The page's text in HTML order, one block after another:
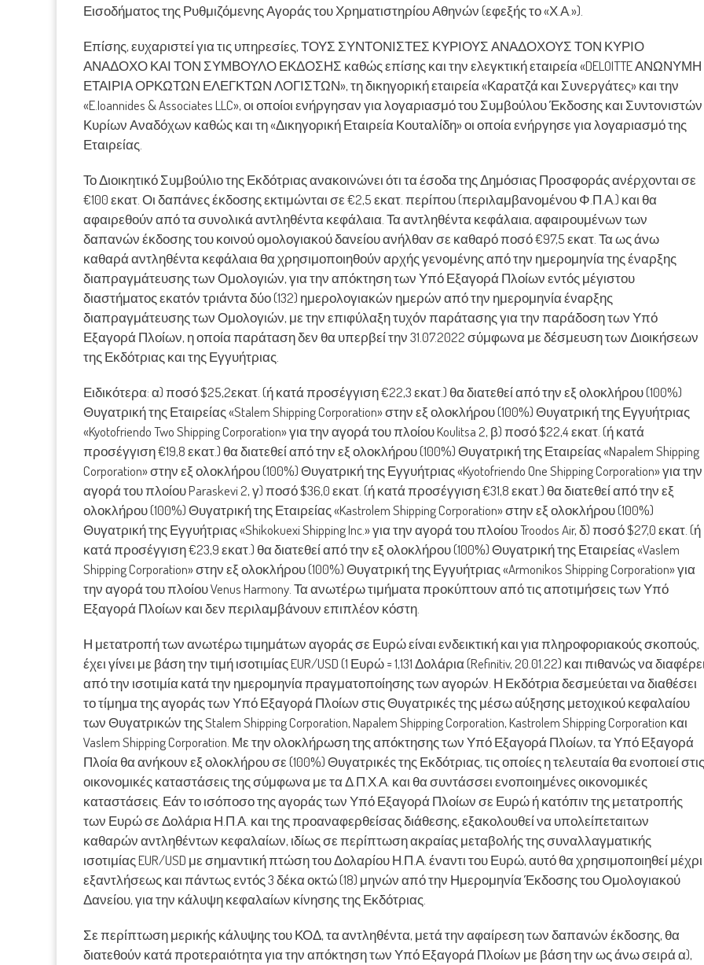
Εισοδήματος της Ρυθμιζόμενης Αγοράς του Χρηματιστηρίου Αθηνών (εφεξής το «Χ.Α.»).
Επίσης, ευχαριστεί για τις υπηρεσίες, ΤΟΥΣ ΣΥΝΤΟΝΙΣΤΕΣ ΚΥΡΙΟΥΣ ΑΝΑΔΟΧΟΥΣ ΤΟΝ ΚΥΡΙΟ
ΑΝΑΔΟΧΟ ΚΑΙ ΤΟΝ ΣΥΜΒΟΥΛΟ ΕΚΔΟΣΗΣ καθώς επίσης και την ελεγκτική εταιρεία «DELOITTE ΑΝΩΝΥΜΗ
ΕΤΑΙΡΙΑ ΟΡΚΩΤΩΝ ΕΛΕΓΚΤΩΝ ΛΟΓΙΣΤΩΝ», τη δικηγορική εταιρεία «Καρατζά και Συνεργάτες» και την
«E.Ioannides & Associates LLC», οι οποίοι ενήργησαν για λογαριασμό του Συμβούλου Έκδοσης και Συντονιστών
Κυρίων Αναδόχων καθώς και τη «Δικηγορική Εταιρεία Κουταλίδη» οι οποία ενήργησε για λογαριασμό της
Εταιρείας.
Το Διοικητικό Συμβούλιο της Εκδότριας ανακοινώνει ότι τα έσοδα της Δημόσιας Προσφοράς ανέρχονται σε
€100 εκατ. Οι δαπάνες έκδοσης εκτιμώνται σε €2,5 εκατ. περίπου (περιλαμβανομένου Φ.Π.Α.) και θα
αφαιρεθούν από τα συνολικά αντληθέντα κεφάλαια. Τα αντληθέντα κεφάλαια, αφαιρουμένων των
δαπανών έκδοσης του κοινού ομολογιακού δανείου ανήλθαν σε καθαρό ποσό €97,5 εκατ. Τα ως άνω
καθαρά αντληθέντα κεφάλαια θα χρησιμοποιηθούν αρχής γενομένης από την ημερομηνία της έναρξης
διαπραγμάτευσης των Ομολογιών, για την απόκτηση των Υπό Εξαγορά Πλοίων εντός μέγιστου
διαστήματος εκατόν τριάντα δύο (132) ημερολογιακών ημερών από την ημερομηνία έναρξης
διαπραγμάτευσης των Ομολογιών, με την επιφύλαξη τυχόν παράτασης για την παράδοση των Υπό
Εξαγορά Πλοίων, η οποία παράταση δεν θα υπερβεί την 31.07.2022 σύμφωνα με δέσμευση των Διοικήσεων
της Εκδότριας και της Εγγυήτριας.
Ειδικότερα: α) ποσό $25,2εκατ. (ή κατά προσέγγιση €22,3 εκατ.) θα διατεθεί από την εξ ολοκλήρου (100%)
Θυγατρική της Εταιρείας «Stalem Shipping Corporation» στην εξ ολοκλήρου (100%) Θυγατρική της Εγγυήτριας
«Kyotofriendo Two Shipping Corporation» για την αγορά του πλοίου Koulitsa 2, β) ποσό $22,4 εκατ. (ή κατά
προσέγγιση €19,8 εκατ.) θα διατεθεί από την εξ ολοκλήρου (100%) Θυγατρική της Εταιρείας «Napalem Shipping
Corporation» στην εξ ολοκλήρου (100%) Θυγατρική της Εγγυήτριας «Kyotofriendo One Shipping Corporation» για την
αγορά του πλοίου Paraskevi 2, γ) ποσό $36,0 εκατ. (ή κατά προσέγγιση €31,8 εκατ.) θα διατεθεί από την εξ
ολοκλήρου (100%) Θυγατρική της Εταιρείας «Kastrolem Shipping Corporation» στην εξ ολοκλήρου (100%)
Θυγατρική της Εγγυήτριας «Shikokuexi Shipping Inc.» για την αγορά του πλοίου Troodos Air, δ) ποσό $27,0 εκατ. (ή
κατά προσέγγιση €23,9 εκατ.) θα διατεθεί από την εξ ολοκλήρου (100%) Θυγατρική της Εταιρείας «Vaslem
Shipping Corporation» στην εξ ολοκλήρου (100%) Θυγατρική της Εγγυήτριας «Armonikos Shipping Corporation» για
την αγορά του πλοίου Venus Harmony. Τα ανωτέρω τιμήματα προκύπτουν από τις αποτιμήσεις των Υπό
Εξαγορά Πλοίων και δεν περιλαμβάνουν επιπλέον κόστη.
Η μετατροπή των ανωτέρω τιμημάτων αγοράς σε Ευρώ είναι ενδεικτική και για πληροφοριακούς σκοπούς,
έχει γίνει με βάση την τιμή ισοτιμίας EUR/USD (1 Ευρώ = 1,131 Δολάρια (Refinitiv, 20.01.22) και πιθανώς να
από την ισοτιμία κατά την ημερομηνία πραγματοποίησης των αγορών. Η Εκδότρια δεσμεύεται να διαθέσει
το τίμημα της αγοράς των Υπό Εξαγορά Πλοίων στις Θυγατρικές της μέσω αύξησης μετοχικού κεφαλαίου
των Θυγατρικών της Stalem Shipping Corporation, Napalem Shipping Corporation, Kastrolem Shipping Corporation και
Vaslem Shipping Corporation. Με την ολοκλήρωση της απόκτησης των Υπό Εξαγορά Πλοίων, τα Υπό Εξαγορά
Πλοία θα ανήκουν εξ ολοκλήρου σε (100%) Θυγατρικές της Εκδότριας, τις οποίες η τελευταία θα ενοποιεί στις
οικονομικές καταστάσεις της σύμφωνα με τα Δ.Π.Χ.Α. και θα συντάσσει ενοποιημένες οικονομικές
καταστάσεις. Εάν το ισόποσο της αγοράς των Υπό Εξαγορά Πλοίων σε Ευρώ ή κατόπιν της μετατροπής
των Ευρώ σε Δολάρια Η.Π.Α. και της προαναφερθείσας διάθεσης, εξακολουθεί να υπολείπεταιτων
καθαρών αντληθέντων κεφαλαίων, ιδίως σε περίπτωση ακραίας μεταβολής της συναλλαγματικής
ισοτιμίας EUR/USD με σημαντική πτώση του Δολαρίου Η.Π.Α. έναντι του Ευρώ, αυτό θα χρησιμοποιηθεί μέχρι
εξαντλήσεως και πάντως εντός 3 δέκα οκτώ (18) μηνών από την Ημερομηνία Έκδοσης του Ομολογιακού
Δανείου, για την κάλυψη κεφαλαίων κίνησης της Εκδότριας.
Σε περίπτωση μερικής κάλυψης του ΚΟΔ, τα αντληθέντα, μετά την αφαίρεση των δαπανών έκδοσης, θα
διατεθούν κατά προτεραιότητα για την απόκτηση των Υπό Εξαγορά Πλοίων με βάση την ως άνω σειρά α),